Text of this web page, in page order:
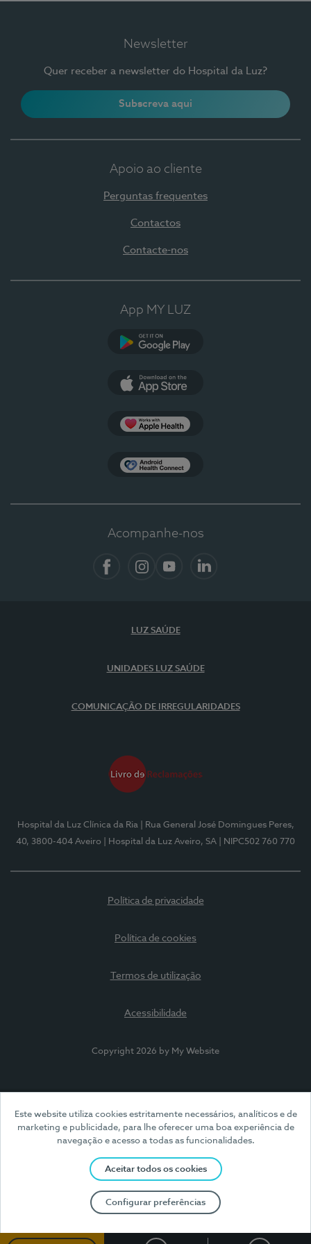
Este website utiliza cookies estritamente necessários, analíticos e de
marketing e publicidade, para lhe oferecer uma boa experiência de
navegação e acesso a todas as funcionalidades.
Aceitar todos os cookies
Configurar preferências
Newsletter
Quer receber a newsletter do Hospital da Luz?
Subscreva aqui
Apoio ao cliente
Perguntas frequentes
Contactos
Contacte-nos
App MY LUZ
Acompanhe-nos
LUZ SAÚDE
UNIDADES LUZ SAÚDE
COMUNICAÇÃO DE IRREGULARIDADES
Hospital da Luz Clínica da Ria
| Rua General José Domingues Peres,
40, 3800-404 Aveiro
| Hospital da Luz Aveiro, SA | NIPC502 760 770
Política de privacidade
Política de cookies
Termos de utilização
Acessibilidade
Copyright 2026 by My Website